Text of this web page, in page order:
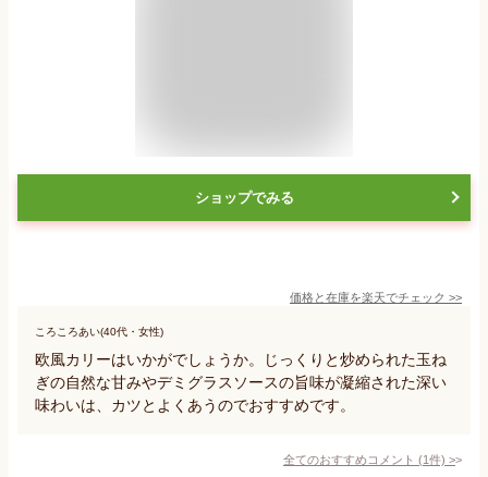
ショップでみる
価格と在庫を楽天でチェック >>
ころころあい(40代・女性)
欧風カリーはいかがでしょうか。じっくりと炒められた玉ね
ぎの自然な甘みやデミグラスソースの旨味が凝縮された深い
味わいは、カツとよくあうのでおすすめです。
全てのおすすめコメント (1件) >